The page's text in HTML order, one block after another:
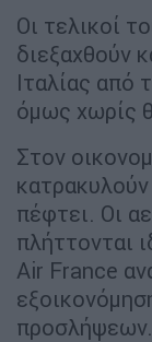
Οι τελικοί
διεξαχθούν
Ιταλίας από
όμως χωρίς
Στον
πέφτει. Οι
πλήττονται
Air France
προσλήψεων.